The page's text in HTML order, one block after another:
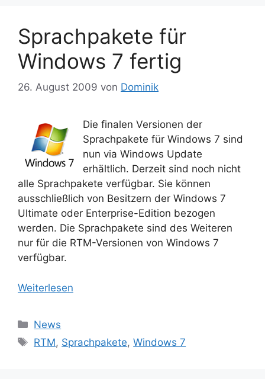
Sprachpakete für
Windows 7 fertig
26. August 2009 von Dominik
Die finalen Versionen der
Sprachpakete für Windows 7 sind
nun via Windows Update
erhältlich. Derzeit sind noch nicht
alle Sprachpakete verfügbar. Sie können
ausschließlich von Besitzern der Windows 7
Ultimate oder Enterprise-Edition bezogen
werden. Die Sprachpakete sind des Weiteren
nur für die RTM-Versionen von Windows 7
verfügbar.
Weiterlesen
Kategorien
News
Schlagwörter
RTM, Sprachpakete,Windows 7